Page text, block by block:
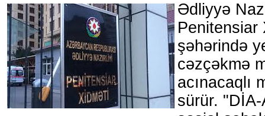
Ədliyyə
Penitensiar
şəhərində
cəzçəkmə
acınacaqlı
sürür.